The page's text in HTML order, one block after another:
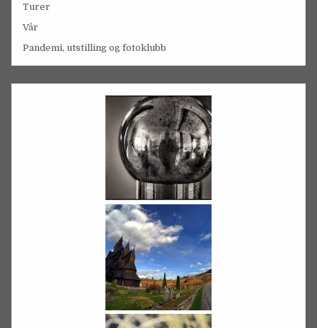
Turer
Vår
Pandemi, utstilling og fotoklubb